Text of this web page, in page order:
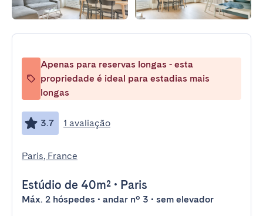
Apenas para reservas longas - esta
propriedade é ideal para estadias mais
longas
3.7 1 avaliação
Paris, France
Estúdio de 40m² • Paris
Máx. 2 hóspedes • andar nº 3 • sem elevador